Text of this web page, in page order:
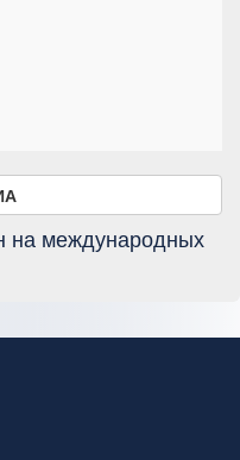
на международных